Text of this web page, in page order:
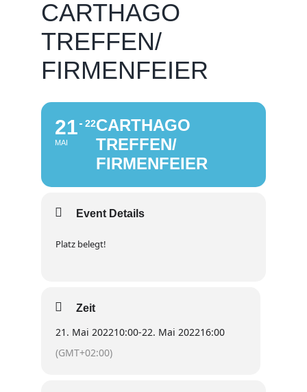
CARTHAGO
TREFFEN/
FIRMENFEIER
21
MAI
22CARTHAGO
TREFFEN/
FIRMENFEIER
Event Details
Platz belegt!
Zeit
21. Mai 202210:00-22. Mai 202216:00
(GMT+02:00)